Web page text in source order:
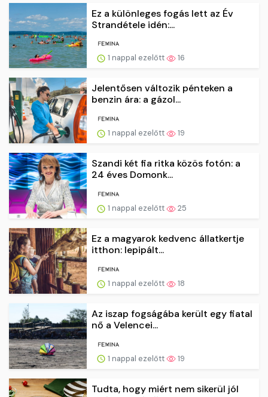
Ez a különleges fogás lett az Év
Strandétele idén:...
1 nappal ezelőtt 16
Jelentősen változik pénteken a
benzin ára: a gázol...
1 nappal ezelőtt 19
Szandi két fia ritka közös fotón: a
24 éves Domonk...
1 nappal ezelőtt 25
Ez a magyarok kedvenc állatkertje
itthon: lepipált...
1 nappal ezelőtt 18
Az iszap fogságába került egy fiatal
nő a Velencei...
1 nappal ezelőtt 19
Tudta, hogy miért nem sikerül jól